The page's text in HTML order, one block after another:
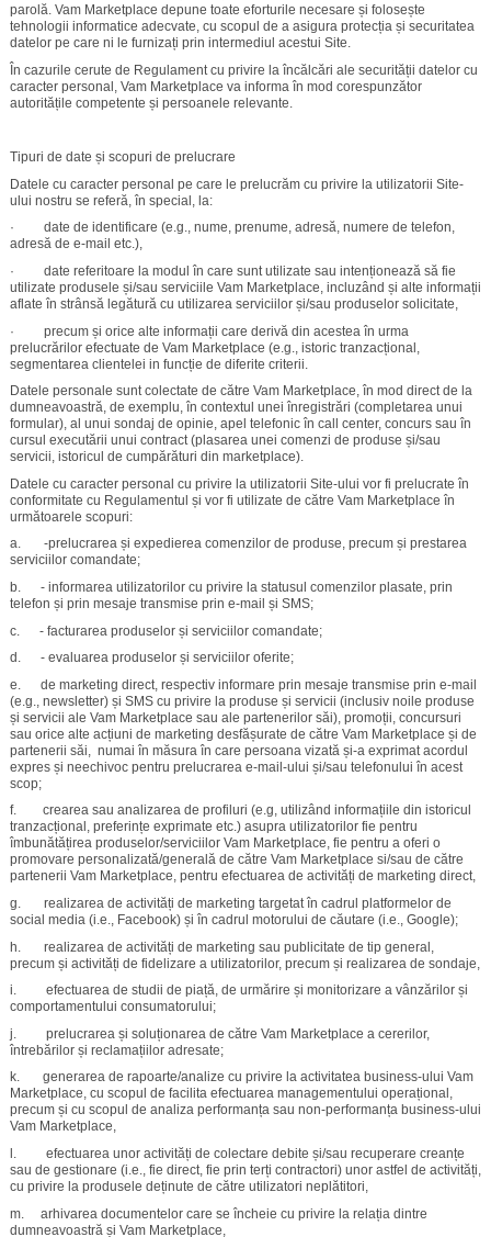
parolă. Vam Marketplace depune toate eforturile necesare și folosește
tehnologii informatice adecvate, cu scopul de a asigura protecția și securitatea
datelor pe care ni le furnizați prin intermediul acestui Site.
În cazurile cerute de Regulament cu privire la încălcări ale securității datelor cu
caracter personal, Vam Marketplace va informa în mod corespunzător
autoritățile competente și persoanele relevante.
Tipuri de date și scopuri de prelucrare
Datele cu caracter personal pe care le prelucrăm cu privire la utilizatorii Site-
ului nostru se referă, în special, la:
· date de identificare (e.g., nume, prenume, adresă, numere de telefon,
adresă de e-mail etc.),
· date referitoare la modul în care sunt utilizate sau intenționează să fie
utilizate produsele și/sau serviciile Vam Marketplace, incluzând și alte informații
aflate în strânsă legătură cu utilizarea serviciilor și/sau produselor solicitate,
· precum și orice alte informații care derivă din acestea în urma
prelucrărilor efectuate de Vam Marketplace (e.g., istoric tranzacțional,
segmentarea clientelei in funcție de diferite criterii.
Datele personale sunt colectate de către Vam Marketplace, în mod direct de la
dumneavoastră, de exemplu, în contextul unei înregistrări (completarea unui
formular), al unui sondaj de opinie, apel telefonic în call center, concurs sau în
cursul executării unui contract (plasarea unei comenzi de produse și/sau
servicii, istoricul de cumpărături din marketplace).
Datele cu caracter personal cu privire la utilizatorii Site-ului vor fi prelucrate în
conformitate cu Regulamentul și vor fi utilizate de către Vam Marketplace în
următoarele scopuri:
a. -prelucrarea și expedierea comenzilor de produse, precum și prestarea
serviciilor comandate;
b. - informarea utilizatorilor cu privire la statusul comenzilor plasate, prin
telefon și prin mesaje transmise prin e-mail și SMS;
c. - facturarea produselor și serviciilor comandate;
d. - evaluarea produselor și serviciilor oferite;
e. de marketing direct, respectiv informare prin mesaje transmise prin e-mail
(e.g., newsletter) și SMS cu privire la produse și servicii (inclusiv noile produse
și servicii ale Vam Marketplace sau ale partenerilor săi), promoții, concursuri
sau orice alte acțiuni de marketing desfășurate de către Vam Marketplace și de
partenerii săi, numai în măsura în care persoana vizată și-a exprimat acordul
expres și neechivoc pentru prelucrarea e-mail-ului și/sau telefonului în acest
scop;
f. crearea sau analizarea de profiluri (e.g, utilizând informațiile din istoricul
tranzacțional, preferințe exprimate etc.) asupra utilizatorilor fie pentru
îmbunătățirea produselor/serviciilor Vam Marketplace, fie pentru a oferi o
promovare personalizată/generală de către Vam Marketplace si/sau de către
partenerii Vam Marketplace, pentru efectuarea de activități de marketing direct,
g. realizarea de activități de marketing targetat în cadrul platformelor de
social media (i.e., Facebook) și în cadrul motorului de căutare (i.e., Google);
h. realizarea de activități de marketing sau publicitate de tip general,
precum și activități de fidelizare a utilizatorilor, precum și realizarea de sondaje,
i. efectuarea de studii de piață, de urmărire și monitorizare a vânzărilor și
comportamentului consumatorului;
j. prelucrarea și soluționarea de către Vam Marketplace a cererilor,
întrebărilor și reclamațiilor adresate;
k. generarea de rapoarte/analize cu privire la activitatea business-ului Vam
Marketplace, cu scopul de facilita efectuarea managementului operațional,
precum și cu scopul de analiza performanța sau non-performanța business-ului
Vam Marketplace,
l. efectuarea unor activități de colectare debite și/sau recuperare creanțe
sau de gestionare (i.e., fie direct, fie prin terți contractori) unor astfel de activități,
cu privire la produsele deținute de către utilizatori neplătitori,
m. arhivarea documentelor care se încheie cu privire la relația dintre
dumneavoastră și Vam Marketplace,